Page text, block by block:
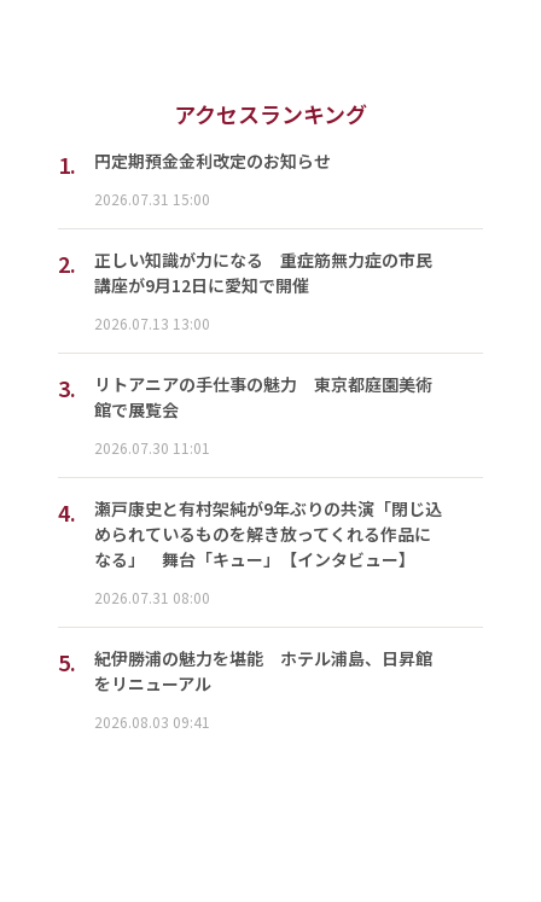
アクセスランキング
1.
円定期預金金利改定のお知らせ
2026.07.31 15:00
2.
正しい知識が力になる 重症筋無力症の市民
講座が9月12日に愛知で開催
2026.07.13 13:00
3.
リトアニアの手仕事の魅力 東京都庭園美術
館で展覧会
2026.07.30 11:01
4.
瀬戸康史と有村架純が9年ぶりの共演「閉じ込
められているものを解き放ってくれる作品に
なる」 舞台「キュー」【インタビュー】
2026.07.31 08:00
5.
紀伊勝浦の魅力を堪能 ホテル浦島、日昇館
をリニューアル
2026.08.03 09:41